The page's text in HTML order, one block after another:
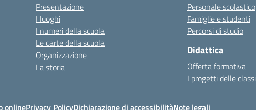
Presentazione
I luoghi
I numeri della scuola
Le carte della scuola
Organizzazione
La storia
Personale scolastico
Famiglie e studenti
Percorsi di studio
Didattica
Offerta formativa
I progetti delle classi
onlinePrivacy PolicyDichiarazione di accessibilitàNote legali